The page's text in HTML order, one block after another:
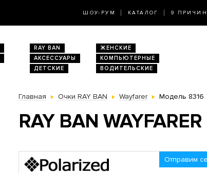
ШОУ-РУМ КАТАЛОГ 9
RAY BAN
ЖЕНСКИЕ
АКСЕССУАРЫ
КОМПЬЮТЕРНЫЕ
ДЕТСКИЕ ВОДИТЕЛЬСКИЕ
Главная Очки RAY BAN Wayfarer Модель 8316
RAY BAN
Отправим